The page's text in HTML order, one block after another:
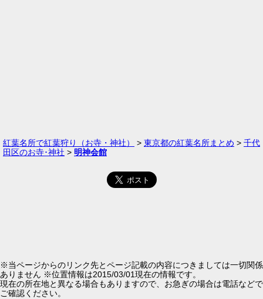
紅葉名所で紅葉狩り（お寺・神社） > 東京都の紅葉名所まとめ > 千代
田区のお寺･神社 > 明神会館
※当ページからのリンク先とページ記載の内容につきましては一切関係
ありません ※位置情報は2015/03/01現在の情報です。
現在の所在地と異なる場合もありますので、お急ぎの場合は電話などで
ご確認ください。